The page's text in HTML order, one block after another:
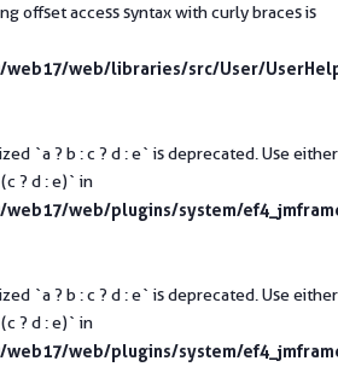
offset access syntax with curly braces is
web/libraries/src/User/
`a ? b : c ? d : e` is deprecated. Use either
? d : e)` in
web/plugins/system/
`a ? b : c ? d : e` is deprecated. Use either
? d : e)` in
web/plugins/system/